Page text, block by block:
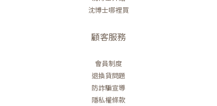
沈博士哪裡買
顧客服務
會員制度
退換貨問題
防詐騙宣導
隱私權條款